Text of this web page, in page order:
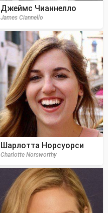
Джеймс Чианнелло
James Ciannello
Шарлотта Норсуорси
Charlotte Norsworthy